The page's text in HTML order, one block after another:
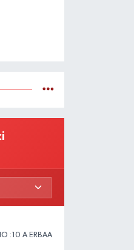
:10 A ERBAA